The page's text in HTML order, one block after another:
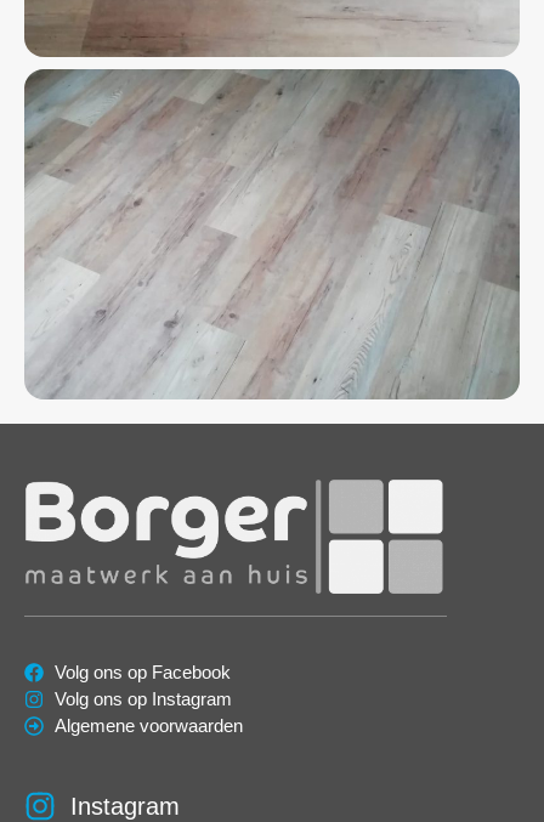
Volg ons op Facebook
Volg ons op Instagram
Algemene voorwaarden
Instagram